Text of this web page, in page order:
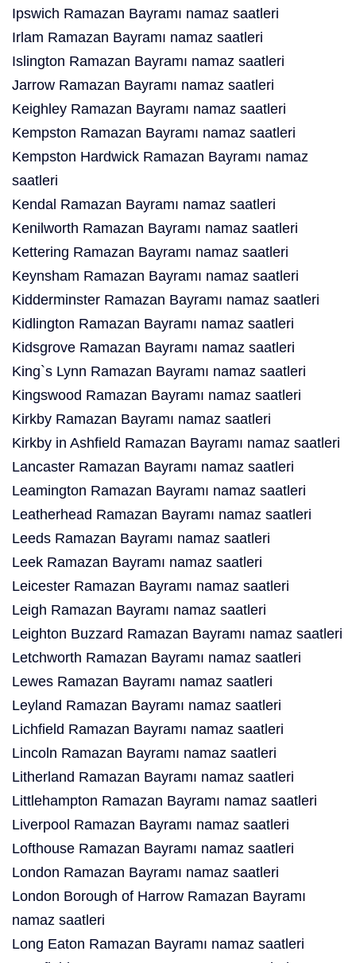
Ipswich Ramazan Bayramı namaz saatleri
Irlam Ramazan Bayramı namaz saatleri
Islington Ramazan Bayramı namaz saatleri
Jarrow Ramazan Bayramı namaz saatleri
Keighley Ramazan Bayramı namaz saatleri
Kempston Ramazan Bayramı namaz saatleri
Kempston Hardwick Ramazan Bayramı namaz
saatleri
Kendal Ramazan Bayramı namaz saatleri
Kenilworth Ramazan Bayramı namaz saatleri
Kettering Ramazan Bayramı namaz saatleri
Keynsham Ramazan Bayramı namaz saatleri
Kidderminster Ramazan Bayramı namaz saatleri
Kidlington Ramazan Bayramı namaz saatleri
Kidsgrove Ramazan Bayramı namaz saatleri
King`s Lynn Ramazan Bayramı namaz saatleri
Kingswood Ramazan Bayramı namaz saatleri
Kirkby Ramazan Bayramı namaz saatleri
Kirkby in Ashfield Ramazan Bayramı namaz saatleri
Lancaster Ramazan Bayramı namaz saatleri
Leamington Ramazan Bayramı namaz saatleri
Leatherhead Ramazan Bayramı namaz saatleri
Leeds Ramazan Bayramı namaz saatleri
Leek Ramazan Bayramı namaz saatleri
Leicester Ramazan Bayramı namaz saatleri
Leigh Ramazan Bayramı namaz saatleri
Leighton Buzzard Ramazan Bayramı namaz saatleri
Letchworth Ramazan Bayramı namaz saatleri
Lewes Ramazan Bayramı namaz saatleri
Leyland Ramazan Bayramı namaz saatleri
Lichfield Ramazan Bayramı namaz saatleri
Lincoln Ramazan Bayramı namaz saatleri
Litherland Ramazan Bayramı namaz saatleri
Littlehampton Ramazan Bayramı namaz saatleri
Liverpool Ramazan Bayramı namaz saatleri
Lofthouse Ramazan Bayramı namaz saatleri
London Ramazan Bayramı namaz saatleri
London Borough of Harrow Ramazan Bayramı
namaz saatleri
Long Eaton Ramazan Bayramı namaz saatleri